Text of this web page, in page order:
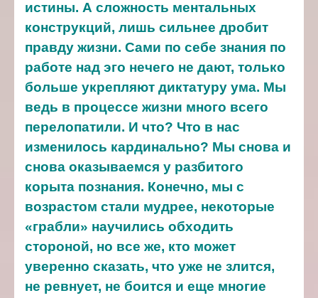
истины. А сложность ментальных
конструкций, лишь сильнее дробит
правду жизни. Сами по себе знания по
работе над эго нечего не дают, только
больше укрепляют диктатуру ума. Мы
ведь в процессе жизни много всего
перелопатили. И что? Что в нас
изменилось кардинально? Мы снова и
снова оказываемся у разбитого
корыта познания. Конечно, мы с
возрастом стали мудрее, некоторые
«грабли» научились обходить
стороной, но все же, кто может
уверенно сказать, что уже не злится,
не ревнует, не боится и еще многие